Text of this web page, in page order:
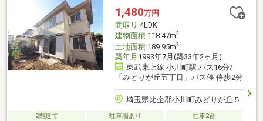
【お電話：0493-25-3633】担当：中村
1,480万円
間取り 4LDK
建物面積118.47m2
土地面積189.95m2
築年月 1993年7月(築33年2ヶ月)
東武東上線 小川町駅 バス16分/
「みどりが丘五丁目」バス停 停歩2分
埼玉県比企郡小川町みどりが丘５
2階建て 駐車場あり 駐車2台